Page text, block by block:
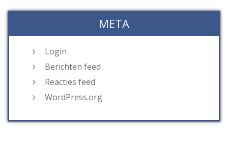
META
Login
Berichten feed
Reacties feed
WordPress.org